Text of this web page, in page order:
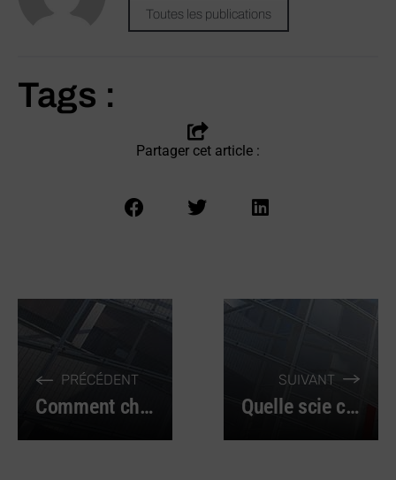
Toutes les publications
Tags :
Partager cet article :
PRÉCÉDENT
Comment choisir ses tarauds et filières ?
SUIVANT
Quelle scie circulaire choisir ?